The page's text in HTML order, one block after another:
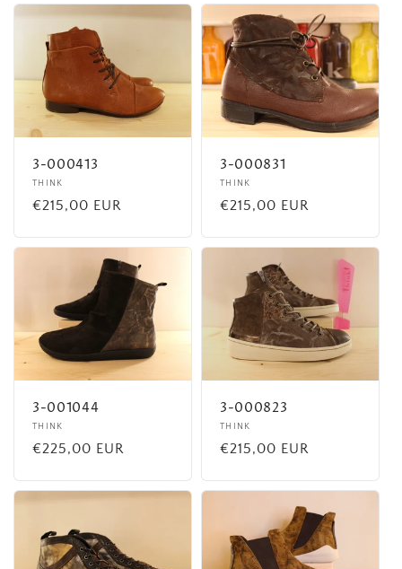
3-000413
Fournisseur :
THINK
Prix
€215,00 EUR
3-000831
Fournisseur :
THINK
Prix
€215,00 EUR
3-001044
Fournisseur :
THINK
Prix
€225,00 EUR
3-000823
Fournisseur :
THINK
Prix
€215,00 EUR